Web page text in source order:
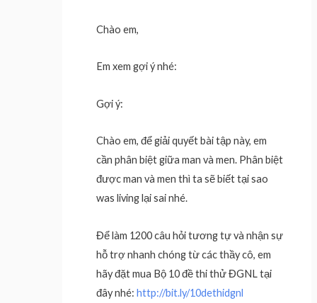
Chào em,
Em xem gợi ý nhé:
Gợi ý:
Chào em, để giải quyết bài tập này, em
cần phân biệt giữa man và men. Phân biệt
được man và men thì ta sẽ biết tại sao
was living lại sai nhé.
Để làm 1200 câu hỏi tương tự và nhận sự
hỗ trợ nhanh chóng từ các thầy cô, em
hãy đặt mua Bộ 10 đề thi thử ĐGNL tại
đây nhé:http://bit.ly/10dethidgnl